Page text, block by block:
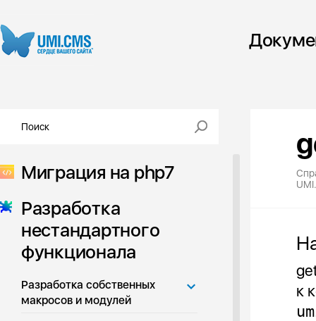
Миграция на php7
Разработка
нестандартного
функционала
Разработка собственных
макросов и модулей
к